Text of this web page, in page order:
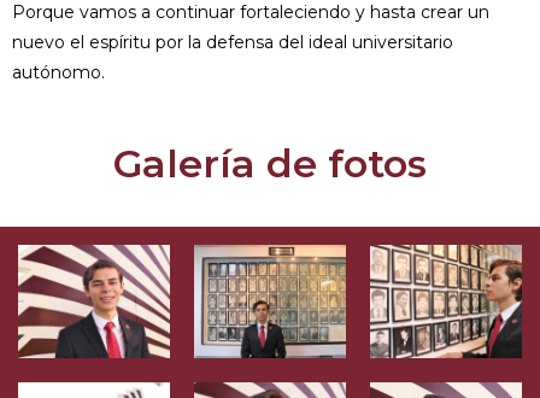
Porque vamos a continuar fortaleciendo y hasta crear un
nuevo el espíritu por la defensa del ideal universitario
autónomo.
Galería de fotos